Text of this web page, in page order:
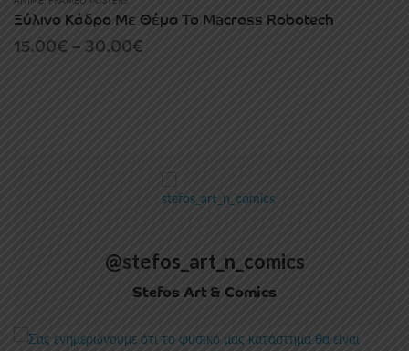
Ξύλινο Κάδρο Με Θέμα Το Macross Robotech
15.00€–30.00€
@stefos_art_n_comics
Stefos Art & Comics